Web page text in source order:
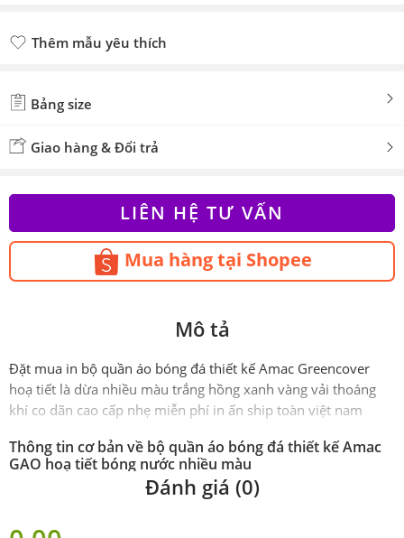
Thêm mẫu yêu thích
Bảng size
Giao hàng & Đổi trả
LIÊN HỆ TƯ VẤN
Mua hàng tại Shopee
Mô tả
Đặt mua in bộ quần áo bóng đá thiết kế Amac Greencover
hoạ tiết là dừa nhiều màu trắng hồng xanh vàng vải thoáng
khí co dãn cao cấp nhẹ miễn phí in ấn ship toàn việt nam
Thông tin cơ bản về bộ quần áo bóng đá thiết kế Amac
GAO hoạ tiết bóng nước nhiều màu
Đánh giá (0)